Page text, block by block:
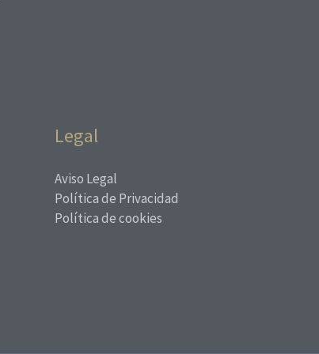
Legal
Aviso Legal
Política de Privacidad
Política de cookies